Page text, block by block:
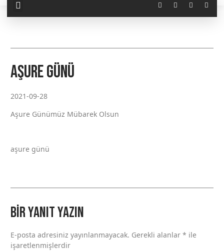
Aşure Günü
2021-09-28
Aşure Günümüz Mübarek Olsun
aşure günü
Bir yanıt yazın
E-posta adresiniz yayınlanmayacak. Gerekli alanlar * ile
işaretlenmişlerdir